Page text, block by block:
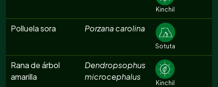
Kinchil
Polluela sora Porzana carolina
Sotuta
Rana de árbol
amarilla
Dendropsophus
microcephalus
Kinchil